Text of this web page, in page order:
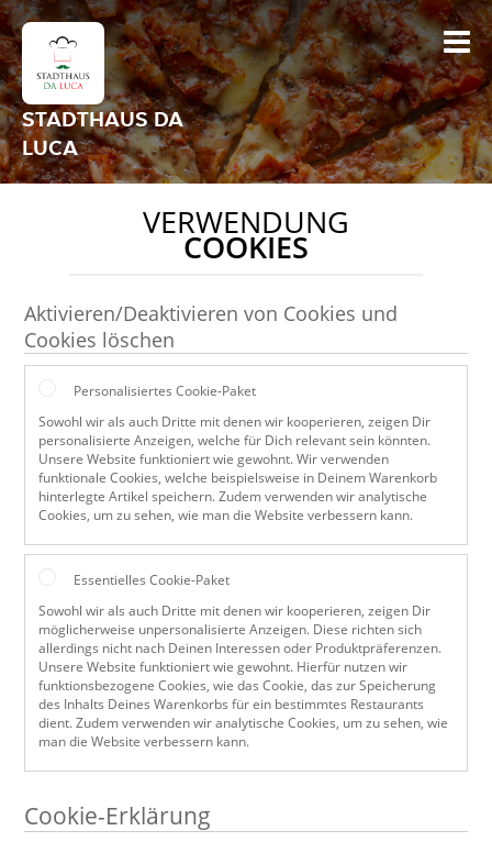
STADTHAUS DA
LUCA
VERWENDUNG
COOKIES
Aktivieren/Deaktivieren von Cookies und
Cookies löschen
Personalisiertes Cookie-Paket
Sowohl wir als auch Dritte mit denen wir kooperieren, zeigen Dir
personalisierte Anzeigen, welche für Dich relevant sein könnten.
Unsere Website funktioniert wie gewohnt. Wir verwenden
funktionale Cookies, welche beispielsweise in Deinem Warenkorb
hinterlegte Artikel speichern. Zudem verwenden wir analytische
Cookies, um zu sehen, wie man die Website verbessern kann.
Essentielles Cookie-Paket
Sowohl wir als auch Dritte mit denen wir kooperieren, zeigen Dir
möglicherweise unpersonalisierte Anzeigen. Diese richten sich
allerdings nicht nach Deinen Interessen oder Produktpräferenzen.
Unsere Website funktioniert wie gewohnt. Hierfür nutzen wir
funktionsbezogene Cookies, wie das Cookie, das zur Speicherung
des Inhalts Deines Warenkorbs für ein bestimmtes Restaurants
dient. Zudem verwenden wir analytische Cookies, um zu sehen, wie
man die Website verbessern kann.
Cookie-Erklärung